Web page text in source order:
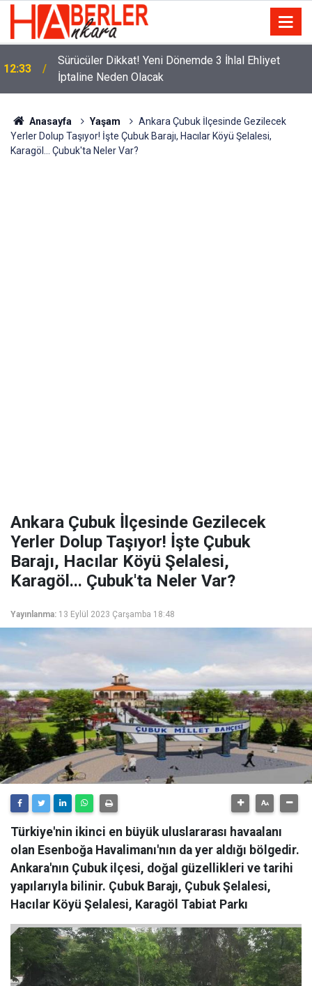
12:33
Sürücüler Dikkat! Yeni Dönemde 3 İhlal Ehliyet
İptaline Neden Olacak
Anasayfa Yaşam
Ankara Çubuk İlçesinde Gezilecek
Yerler Dolup Taşıyor! İşte Çubuk Barajı, Hacılar Köyü Şelalesi,
Karagöl... Çubuk'ta Neler Var?
Ankara Çubuk İlçesinde Gezilecek
Yerler Dolup Taşıyor! İşte Çubuk
Barajı, Hacılar Köyü Şelalesi,
Karagöl... Çubuk'ta Neler Var?
Yayınlanma: 13 Eylül 2023 Çarşamba 18:48
Türkiye'nin ikinci en büyük uluslararası havaalanı
olan Esenboğa Havalimanı'nın da yer aldığı bölgedir.
Ankara'nın Çubuk ilçesi, doğal güzellikleri ve tarihi
yapılarıyla bilinir. Çubuk Barajı, Çubuk Şelalesi,
Hacılar Köyü Şelalesi, Karagöl Tabiat Parkı